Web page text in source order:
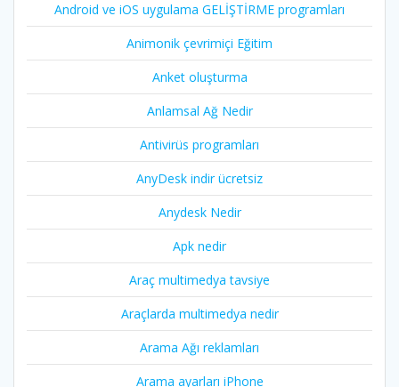
Android ve iOS uygulama GELİŞTİRME programları
Animonik çevrimiçi Eğitim
Anket oluşturma
Anlamsal Ağ Nedir
Antivirüs programları
AnyDesk indir ücretsiz
Anydesk Nedir
Apk nedir
Araç multimedya tavsiye
Araçlarda multimedya nedir
Arama Ağı reklamları
Arama ayarları iPhone